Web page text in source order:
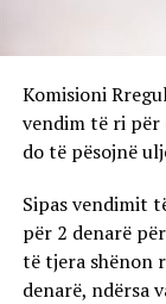
Komisioni
vendim të ri për
do të pësojnë
Sipas vendimit
për 2 denarë
të tjera shënon
denarë, ndërsa